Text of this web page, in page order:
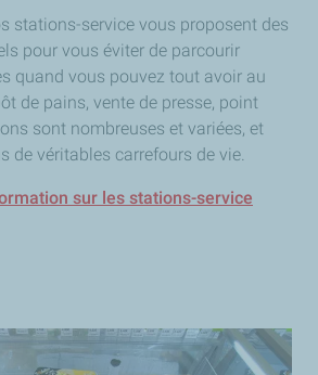
stations-service vous proposent des
pour vous éviter de parcourir
quand vous pouvez tout avoir au
de pains, vente de presse, point
sont nombreuses et variées, et
de véritables carrefours de vie.
sur les stations-service